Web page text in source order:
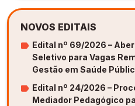
NOVOS EDITAIS
Edital nº 69/2026 –
Seletivo para Vagas
Gestão em Saúde
Edital nº 24/2026 –
Mediador Pedagógico